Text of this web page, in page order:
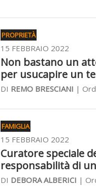
PROPRIETÀ
15 FEBBRAIO 2022
Non bastano un
per usucapire un
DI REMO BRESCIANI |
FAMIGLIA
15 FEBBRAIO 2022
Curatore speciale
responsabilità di
DI DEBORA ALBERICI |